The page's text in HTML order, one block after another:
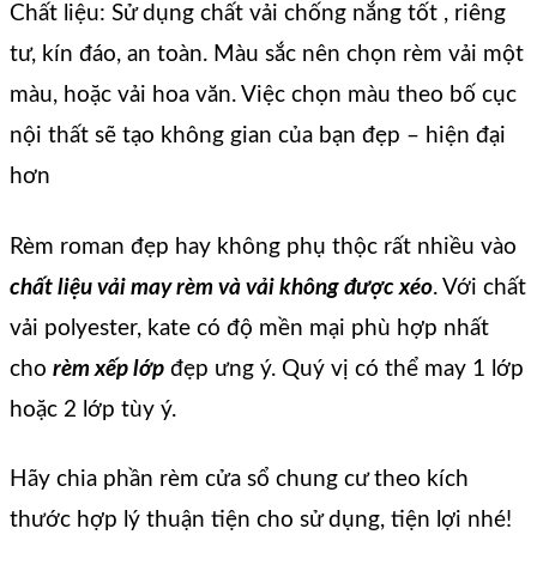
Chất liệu: Sử dụng chất vải chống nắng tốt , riêng
tư, kín đáo, an toàn. Màu sắc nên chọn rèm vải một
màu, hoặc vải hoa văn. Việc chọn màu theo bố cục
nội thất sẽ tạo không gian của bạn đẹp – hiện đại
hơn
Rèm roman đẹp hay không phụ thộc rất nhiều vào
chất liệu vải may rèm và vải không được xéo. Với chất
vải polyester, kate có độ mền mại phù hợp nhất
cho rèm xếp lớp đẹp ưng ý. Quý vị có thể may 1 lớp
hoặc 2 lớp tùy ý.
Hãy chia phần rèm cửa sổ chung cư theo kích
thước hợp lý thuận tiện cho sử dụng, tiện lợi nhé!